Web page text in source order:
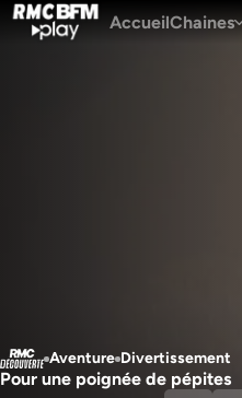
Aventure Divertissement
Pour une poignée de pépites
AccueilChaines